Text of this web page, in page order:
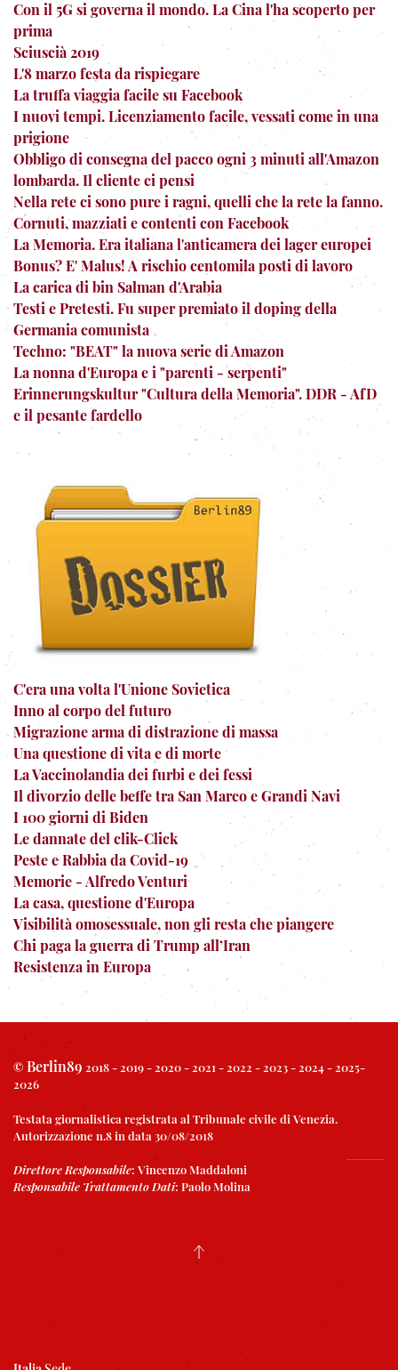
Con il 5G si governa il mondo. La Cina l'ha scoperto per
prima
Sciuscià 2019
L'8 marzo festa da rispiegare
La truffa viaggia facile su Facebook
I nuovi tempi. Licenziamento facile, vessati come in una
prigione
Obbligo di consegna del pacco ogni 3 minuti all'Amazon
lombarda. Il cliente ci pensi
Nella rete ci sono pure i ragni, quelli che la rete la fanno.
Cornuti, mazziati e contenti con Facebook
La Memoria. Era italiana l'anticamera dei lager europei
Bonus? E' Malus! A rischio centomila posti di lavoro
La carica di bin Salman d'Arabia
Testi e Pretesti. Fu super premiato il doping della
Germania comunista
Techno: "BEAT" la nuova serie di Amazon
La nonna d'Europa e i "parenti - serpenti"
Erinnerungskultur "Cultura della Memoria". DDR - AfD
e il pesante fardello
C'era una volta l'Unione Sovietica
Inno al corpo del futuro
Migrazione arma di distrazione di massa
Una questione di vita e di morte
La Vaccinolandia dei furbi e dei fessi
Il divorzio delle beffe tra San Marco e Grandi Navi
I 100 giorni di Biden
Le dannate del clik-Click
Peste e Rabbia da Covid-19
Memorie - Alfredo Venturi
La casa, questione d'Europa
Visibilità omosessuale, non gli resta che piangere
Chi paga la guerra di Trump all’Iran
Resistenza in Europa
© Berlin89 2018 - 2019 - 2020 - 2021 - 2022 - 2023 - 2024 - 2025-
2026
Testata giornalistica registrata al Tribunale civile di Venezia.
Autorizzazione n.8 in data 30/08/2018
Direttore Responsabile: Vincenzo Maddaloni
Responsabile Trattamento Dati: Paolo Molina